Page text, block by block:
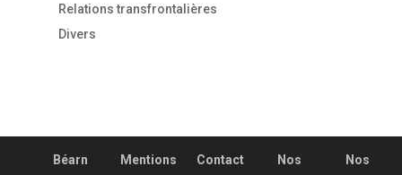
Relations transfrontalières
Divers
Béarn
Mentions
Contact
Nos
Nos